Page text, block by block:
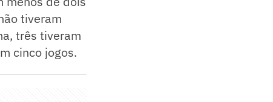
tiveram
três tiveram
cinco jogos.